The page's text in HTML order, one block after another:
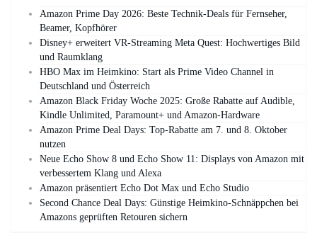
Amazon Prime Day 2026: Beste Technik-Deals für Fernseher,
Beamer, Kopfhörer
Disney+ erweitert VR‑Streaming Meta Quest: Hochwertiges Bild
und Raumklang
HBO Max im Heimkino: Start als Prime Video Channel in
Deutschland und Österreich
Amazon Black Friday Woche 2025: Große Rabatte auf Audible,
Kindle Unlimited, Paramount+ und Amazon‑Hardware
Amazon Prime Deal Days: Top-Rabatte am 7. und 8. Oktober
nutzen
Neue Echo Show 8 und Echo Show 11: Displays von Amazon mit
verbessertem Klang und Alexa
Amazon präsentiert Echo Dot Max und Echo Studio
Second Chance Deal Days: Günstige Heimkino-Schnäppchen bei
Amazons geprüften Retouren sichern